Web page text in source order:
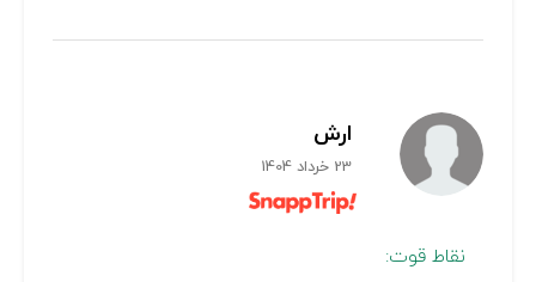
ارش
23 خرداد 1404
نقاط قوت: